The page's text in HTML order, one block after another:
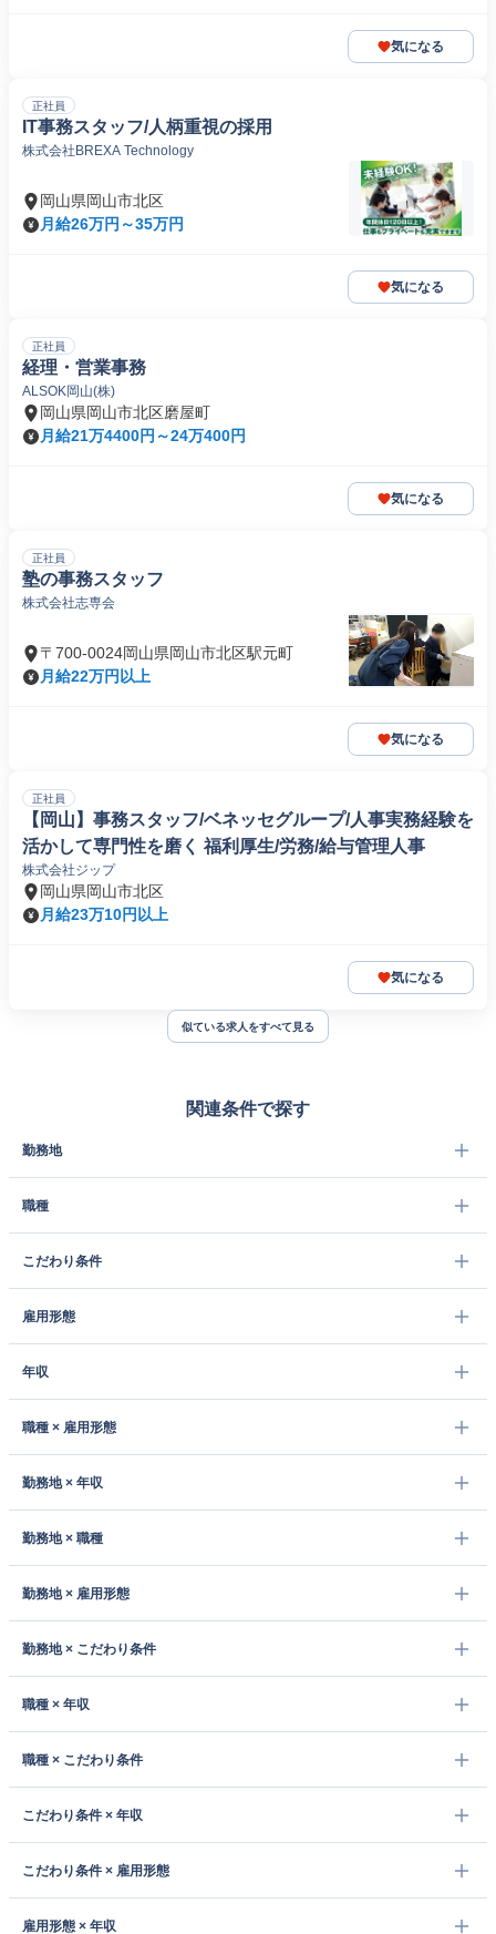
気になる
正社員
IT事務スタッフ/人柄重視の採用
株式会社BREXA Technology
岡山県岡山市北区
月給26万円～35万円
気になる
正社員
経理・営業事務
ALSOK岡山(株)
岡山県岡山市北区磨屋町
月給21万4400円～24万400円
気になる
正社員
塾の事務スタッフ
株式会社志専会
〒700-0024岡山県岡山市北区駅元町
月給22万円以上
気になる
正社員
【岡山】事務スタッフ/ベネッセグループ/人事実務経験を
活かして専門性を磨く 福利厚生/労務/給与管理人事
株式会社ジップ
岡山県岡山市北区
月給23万10円以上
気になる
似ている求人をすべて見る
関連条件で探す
勤務地
職種
こだわり条件
雇用形態
年収
職種 × 雇用形態
勤務地 × 年収
勤務地 × 職種
勤務地 × 雇用形態
勤務地 × こだわり条件
職種 × 年収
職種 × こだわり条件
こだわり条件 × 年収
こだわり条件 × 雇用形態
雇用形態 × 年収